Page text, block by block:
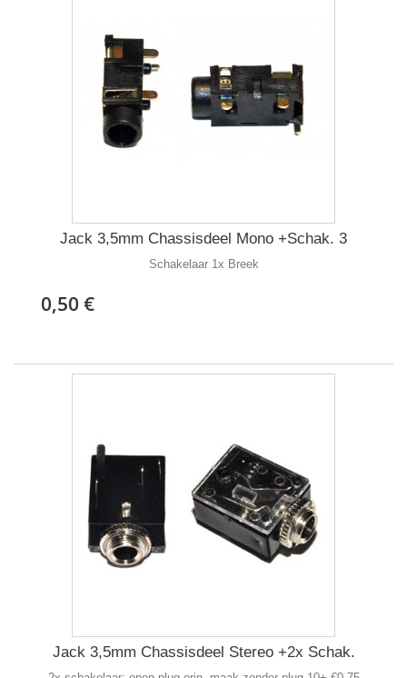
Jack 3,5mm Chassisdeel Mono +Schak. 3
Schakelaar 1x Breek
0,50 €
Jack 3,5mm Chassisdeel Stereo +2x Schak.